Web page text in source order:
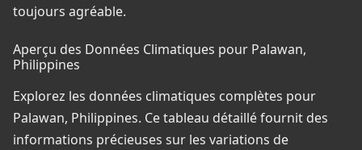
toujours agréable.
Aperçu des Données Climatiques pour Palawan,
Philippines
Explorez les données climatiques complètes pour
Palawan, Philippines. Ce tableau détaillé fournit des
informations précieuses sur les variations de